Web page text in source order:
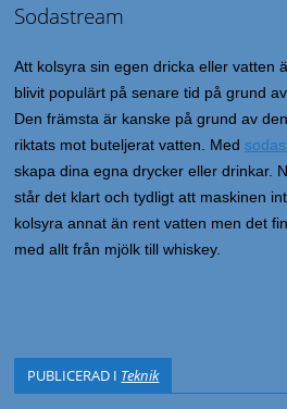
Sodastream
Att kolsyra sin egen dricka eller vatten
blivit populärt på senare tid på grund
Den främsta är kanske på grund av
riktats mot buteljerat vatten. Med
skapa dina egna drycker eller drinkar.
står det klart och tydligt att maskinen
kolsyra annat än rent vatten men det
med allt från mjölk till whiskey.
PUBLICERAD I Teknik